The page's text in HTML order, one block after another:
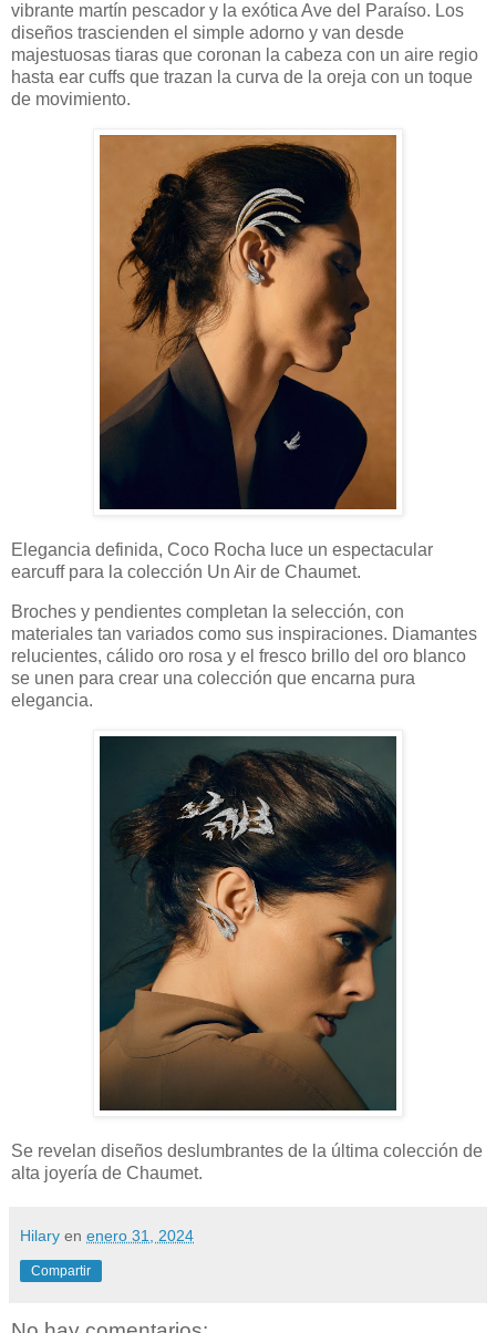
vibrante martín pescador y la exótica Ave del Paraíso. Los
diseños trascienden el simple adorno y van desde
majestuosas tiaras que coronan la cabeza con un aire regio
hasta ear cuffs que trazan la curva de la oreja con un toque
de movimiento.
Elegancia definida, Coco Rocha luce un espectacular
earcuff para la colección Un Air de Chaumet.
Broches y pendientes completan la selección, con
materiales tan variados como sus inspiraciones. Diamantes
relucientes, cálido oro rosa y el fresco brillo del oro blanco
se unen para crear una colección que encarna pura
elegancia.
Se revelan diseños deslumbrantes de la última colección de
alta joyería de Chaumet.
Hilary en enero 31, 2024
Compartir